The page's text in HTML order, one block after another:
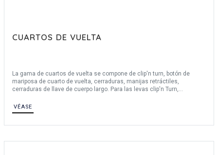
CUARTOS DE VUELTA
La gama de cuartos de vuelta se compone de clip'n turn, botón de
mariposa de cuarto de vuelta, cerraduras, manijas retráctiles,
cerraduras de llave de cuerpo largo. Para las levas clip'n Turn,
se pueden utilizar en espesores de panel de hasta 6 mm. Ofrecemos
varios materiales: POM, PA, zamak, acero.
VÉASE